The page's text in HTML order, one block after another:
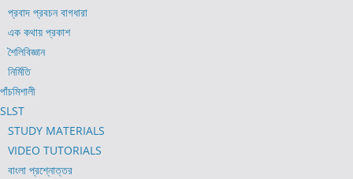
প্রবাদ প্রবচন বাগধারা
এক কথায় প্রকাশ
শৈলিবিজ্ঞান
নির্মিতি
পাঁচমিশালী
SLST
STUDY MATERIALS
VIDEO TUTORIALS
বাংলা প্রশ্নোত্তর